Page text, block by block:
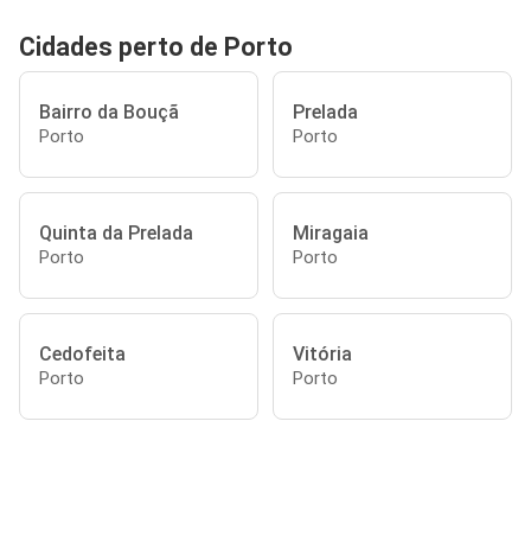
Cidades perto de Porto
Bairro da Bouçã
Porto
Prelada
Porto
Quinta da Prelada
Porto
Miragaia
Porto
Cedofeita
Porto
Vitória
Porto